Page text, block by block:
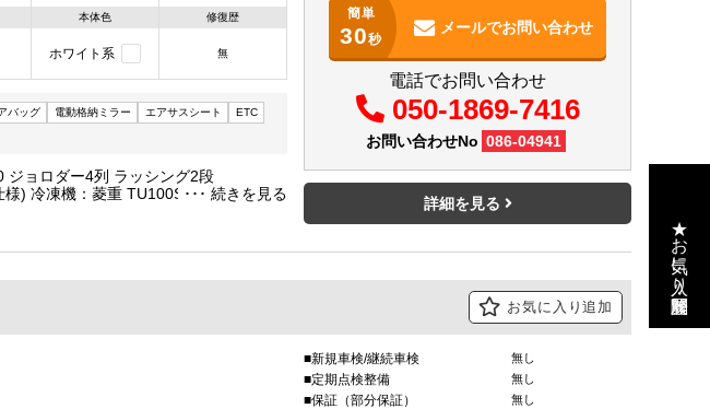
本体色
ホワイト系
修復歴
無
バッグ 電動格納ミラー エアサスシート
ETC
ジョロダー4列 ラッシング2段
) 冷凍機：菱重 TU100SC 低温-35℃設
簡単
30秒
メールでお問い合わせ
電話でお問い合わせ
050-1869-7416
お問い合わせNo 086-04941
詳細を見る
お気に入り追加
新規車検/継続車検 無し
定期点検整備 無し
保証（部分保証） 無し
★お気に入り・閲覧履歴